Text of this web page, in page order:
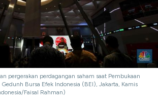
pergerakan perdagangan saham saat Pembukaan
Bursa Efek Indonesia (BEI), Jakarta, Kamis
Faisal Rahman)